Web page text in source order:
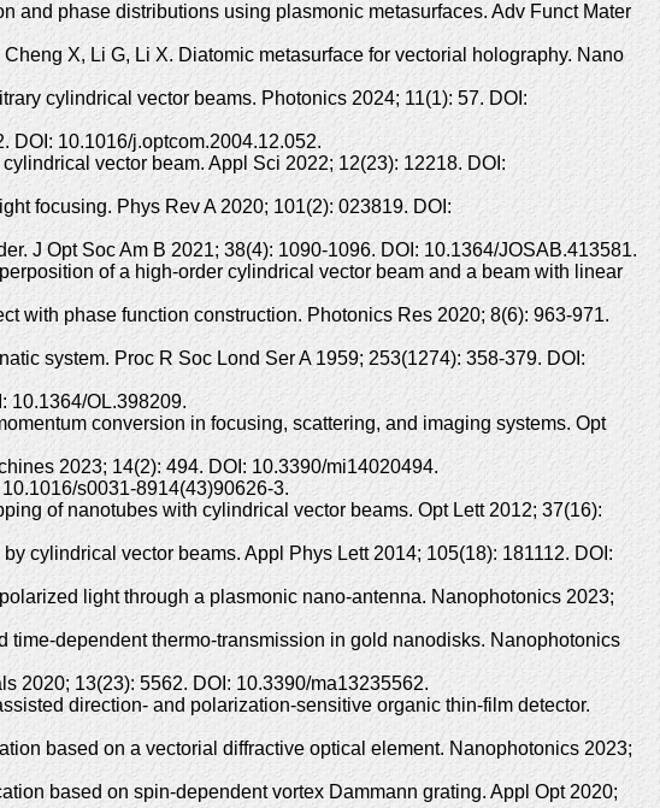
and phase distributions using plasmonic metasurfaces. Adv Funct Mater
X, Li G, Li X. Diatomic metasurface for vectorial holography. Nano
cylindrical vector beams. Photonics 2024; 11(1): 57. DOI:
DOI: 10.1016/j.optcom.2004.12.052.
vector beam. Appl Sci 2022; 12(23): 12218. DOI:
focusing. Phys Rev A 2020; 101(2): 023819. DOI:
J Opt Soc Am B 2021; 38(4): 1090-1096. DOI: 10.1364/JOSAB.413581.
of a high-order cylindrical vector beam and a beam with linear
with phase function construction. Photonics Res 2020; 8(6): 963-971.
system. Proc R Soc Lond Ser A 1959; 253(1274): 358-379. DOI:
10.1364/OL.398209.
conversion in focusing, scattering, and imaging systems. Opt
2023; 14(2): 494. DOI: 10.3390/mi14020494.
s0031-8914(43)90626-3.
of nanotubes with cylindrical vector beams. Opt Lett 2012; 37(16):
cylindrical vector beams. Appl Phys Lett 2014; 105(18): 181112. DOI:
light through a plasmonic nano-antenna. Nanophotonics 2023;
dependent thermo-transmission in gold nanodisks. Nanophotonics
2020; 13(23): 5562. DOI: 10.3390/ma13235562.
direction- and polarization-sensitive organic thin-film detector.
based on a vectorial diffractive optical element. Nanophotonics 2023;
based on spin-dependent vortex Dammann grating. Appl Opt 2020;